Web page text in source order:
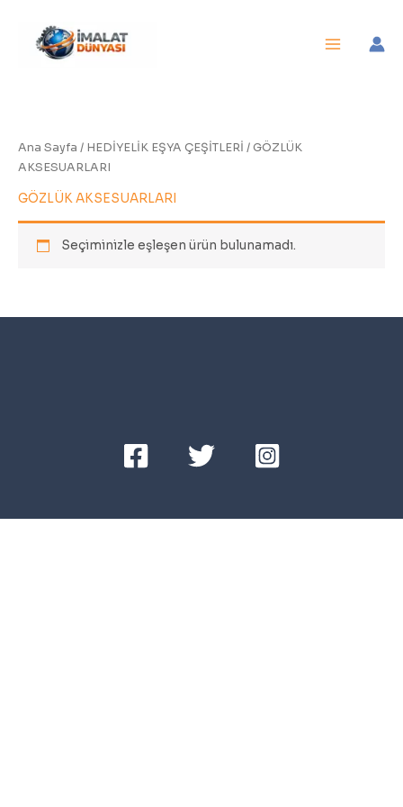
Ana Sayfa / HEDİYELİK EŞYA ÇEŞİTLERİ / GÖZLÜK
AKSESUARLARI
GÖZLÜK AKSESUARLARI
Seçiminizle eşleşen ürün bulunamadı.